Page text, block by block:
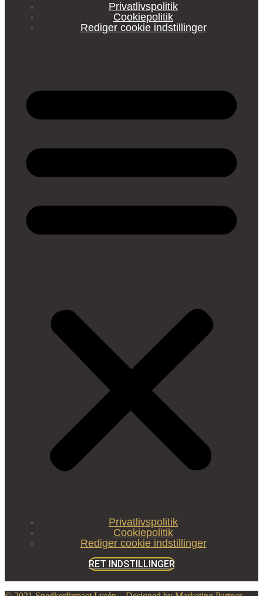
Privatlivspolitik
Cookiepolitik
Rediger cookie indstillinger
Privatlivspolitik
Cookiepolitik
Rediger cookie indstillinger
RET INDSTILLINGER